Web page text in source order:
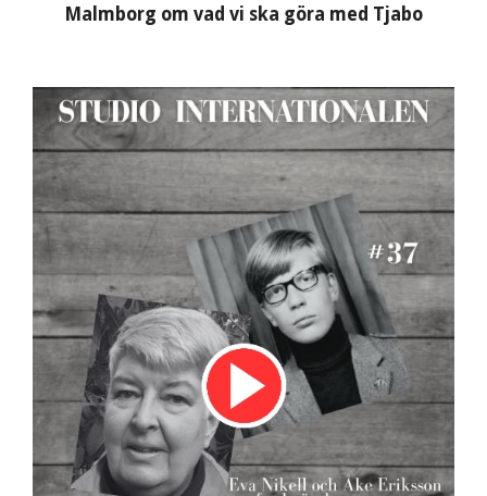
Malmborg om vad vi ska göra med Tjabo